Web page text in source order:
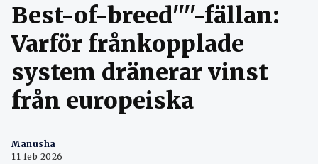
Best-of-breed''''-fällan:
Varför frånkopplade
system dränerar vinst
från europeiska
Manusha
11 feb 2026